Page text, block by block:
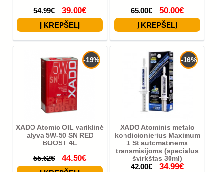
54.99€ 39.00€ 65.00€ 50.00€
-19%
XADO Atomic OIL variklinė
alyva 5W-50 SN RED
BOOST 4L
55.62€ 44.50€
-16%
XADO Atominis metalo
kondicionierius Maximum
1 St automatinėms
transmisijoms (specialus
švirkštas 30ml)
42.00€ 34.99€